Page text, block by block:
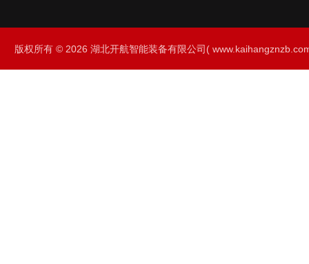
版权所有 © 2026 湖北开航智能装备有限公司(